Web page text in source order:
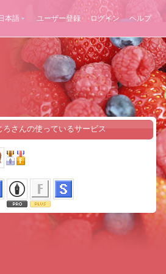
本語 ユーザー登録 ログイン ヘルプ
ろさんの使っているサービス